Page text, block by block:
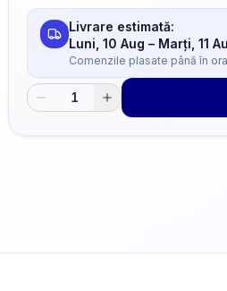
Livrare estimată:
Luni, 10 Aug – Marți, 11
Comenzile plasate până în